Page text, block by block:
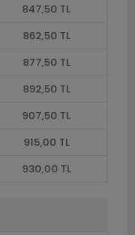
847,50 TL
862,50 TL
877,50 TL
892,50 TL
907,50 TL
915,00 TL
930,00 TL